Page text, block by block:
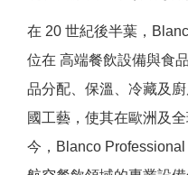
在 20 世紀後半葉，
位在 高端餐飲設備與食
品分配、保溫、冷藏及
國工藝，使其在歐洲及
今，Blanco